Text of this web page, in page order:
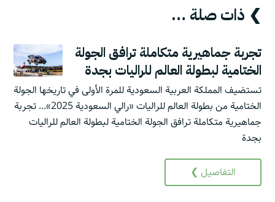
❯ ذات صلة …
تجربة جماهيرية متكاملة ترافق الجولة
الختامية لبطولة العالم للراليات بجدة
تستضيف المملكة العربية السعودية للمرة الأولى في تاريخها الجولة
الختامية من بطولة العالم للراليات «رالي السعودية 2025»... تجربة
جماهيرية متكاملة ترافق الجولة الختامية لبطولة العالم للراليات
بجدة
التفاصيل ❯